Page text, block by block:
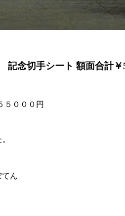
念切手シート 額面合計￥
５０００円
てん